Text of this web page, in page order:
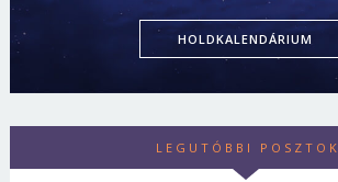
HOLDKALENDÁRIUM
LEGUTÓBBI POSZTOK